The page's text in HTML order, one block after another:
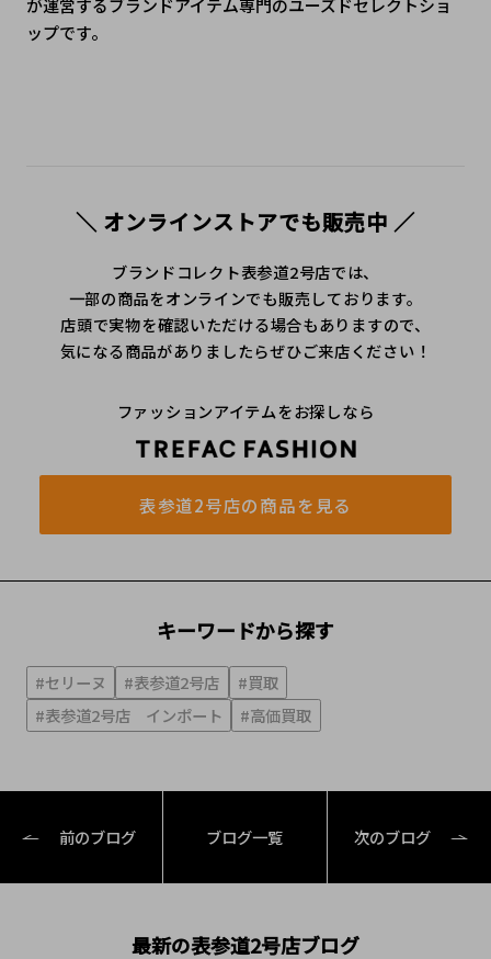
ップです。
＼ オンラインストアでも販売中 ／
ブランドコレクト表参道2号店では、
一部の商品をオンラインでも販売しております。
店頭で実物を確認いただける場合もありますので、
気になる商品がありましたらぜひご来店ください！
ファッションアイテムをお探しなら
表参道2号店の商品を見る
キーワードから探す
#セリーヌ #表参道2号店
#買取
#表参道2号店 インポート
#高価買取
前のブログ ブログ一覧 次のブログ
最新の表参道2号店ブログ